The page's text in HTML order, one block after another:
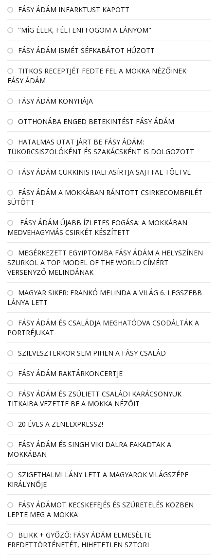
FÁSY ÁDÁM INFARKTUST KAPOTT
"MÍG ÉLEK, FÉLTENI FOGOM A LÁNYOM"
FÁSY ÁDÁM ISMÉT SÉFKABÁTOT HÚZOTT
TITKOS RECEPTJÉT FEDTE FEL A MOKKA NÉZŐINEK
FÁSY ÁDÁM
FÁSY ÁDÁM KONYHÁJA
OTTHONÁBA ENGED BETEKINTÉST FÁSY ÁDÁM
HATALMAS UTAT JÁRT BE FÁSY ÁDÁM:
TÜKÖRCSISZOLÓKÉNT ÉS SZAKÁCSKÉNT IS DOLGOZOTT
FÁSY ÁDÁM CUKKINIS HALFASÍRTJA SAJTTAL TÖLTVE
FÁSY ÁDÁM A MOKKÁBAN RÁNTOTT CSIRKECOMBFILÉT
SÜTÖTT
FÁSY ÁDÁM ÚJABB ÍZLETES FOGÁSA: A MOKKÁBAN
MEDVEHAGYMÁS CSIRKÉT KÉSZÍTETT
MEGÉRKEZETT EGYIPTOMBA FÁSY ÁDÁM A HELYSZÍNEN
SZURKOL A TOP MODEL OF THE WORLD CÍMÉRT
VERSENYZŐ MELINDÁNAK
MAGYAR SIKER: FRANKÓ MELINDA A VILÁG 6. LEGSZEBB
LÁNYA LETT
FÁSY ÁDÁM ÉS CSALÁDJA MEGHATÓDVA CSODÁLTÁK A
PORTRÉJUKAT
SZILVESZTERKOR SEM PIHEN A FÁSY CSALÁD
FÁSY ÁDÁM RAKTÁRKONCERTJE
FÁSY ÁDÁM ÉS ZSÜLIETT CSALÁDI KARÁCSONYUK
TITKAIBA VEZETTE BE A MOKKA NÉZŐIT
20 ÉVES A ZENEEXPRESSZ!
FÁSY ÁDÁM ÉS SINGH VIKI DALRA FAKADTAK A
MOKKÁBAN
SZIGETHALMI LÁNY LETT A MAGYAROK VILÁGSZÉPE
KIRÁLYNŐJE
FÁSY ÁDÁMOT KECSKEFEJÉS ÉS SZÜRETELÉS KÖZBEN
LEPTE MEG A MOKKA
BLIKK + GYŐZŐ: FÁSY ÁDÁM ELMESÉLTE
EREDETTÖRTÉNETÉT, HIHETETLEN SZTORI